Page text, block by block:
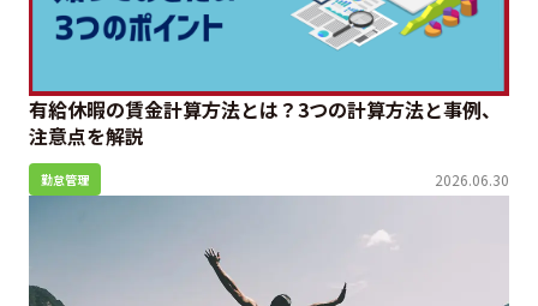
有給休暇の賃金計算方法とは？3つの計算方法と事例、
注意点を解説
勤怠管理 2026.06.30